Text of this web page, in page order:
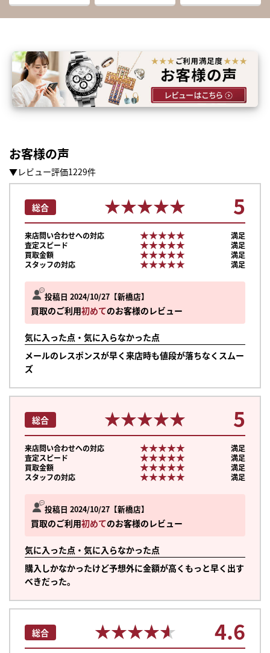
お客様の声
▼レビュー評価1229件
投稿日 2024/10/27 新橋店
買取のご利用初めてのお客様のレビュー
気に入った点・気に入らなかった点
メールのレスポンスが早く来店時も値段が落ちなくスムー
ズ
総合 ★★★★★
★★★★★ 5
来店問い合わせへの対応 ★★★★★
★★★★★
満足
査定スピード
★★★★★
★★★★★
満足
買取金額
★★★★★
★★★★★
満足
スタッフの対応
★★★★★
★★★★★ 満足
投稿日 2024/10/27 新橋店
買取のご利用初めてのお客様のレビュー
気に入った点・気に入らなかった点
購入しかなかったけど予想外に金額が高くもっと早く出す
べきだった。
総合 ★★★★★
★★★★★ 5
来店問い合わせへの対応 ★★★★★
★★★★★
満足
査定スピード
★★★★★
★★★★★
満足
買取金額
★★★★★
★★★★★
満足
スタッフの対応
★★★★★
★★★★★ 満足
総合 ★★★★★
★★★★★ 4.6